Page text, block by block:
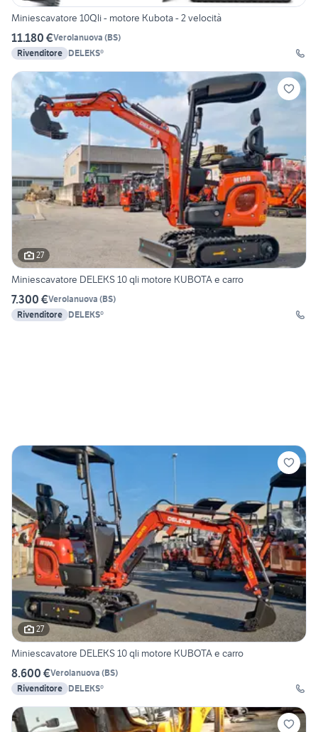
Miniescavatore 10Qli - motore Kubota - 2 velocità
11.180 €Verolanuova (BS)
Rivenditore DELEKS®
27
Miniescavatore DELEKS 10 qli motore KUBOTA e carro
7.300 €Verolanuova (BS)
Rivenditore DELEKS®
27
Miniescavatore DELEKS 10 qli motore KUBOTA e carro
8.600 €Verolanuova (BS)
Rivenditore DELEKS®